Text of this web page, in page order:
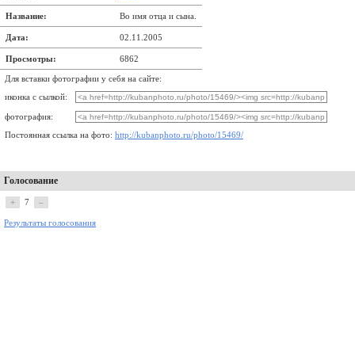
Название: Во имя отца и сына.
Дата: 02.11.2005
Просмотры: 6862
Для вставки фотографии у себя на сайте:
иконка с сылкой:
фотография:
Постоянная ссылка на фото: http://kubanphoto.ru/photo/15469/
Голосование
+ 7 –
Результаты голосования